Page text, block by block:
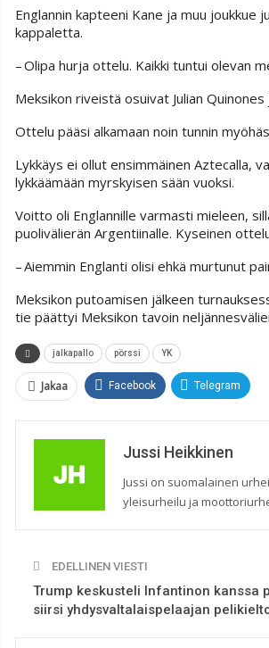
Englannin kapteeni Kane ja muu
kappaletta.
– Olipa hurja ottelu. Kaikki tuntui olevan
Meksikon riveistä osuivat Julian
Ottelu pääsi alkamaan noin tunnin
Lykkäys ei ollut ensimmäinen Aztecalla,
lykkäämään myrskyisen sään vuoksi.
Voitto oli Englannille varmasti mieleen,
puolivälierän Argentiinalle. Kyseinen
– Aiemmin Englanti olisi ehkä murtunut
Meksikon putoamisen jälkeen
tie päättyi Meksikon tavoin
jalkapallo pörssi YK
Jakaa Facebook Telegram
Jussi Heikkinen
Jussi on suomalainen
yleisurheilu ja
EDELLINEN VIESTI
Trump keskusteli Infantinon kanssa
siirsi yhdysvaltalaispelaajan